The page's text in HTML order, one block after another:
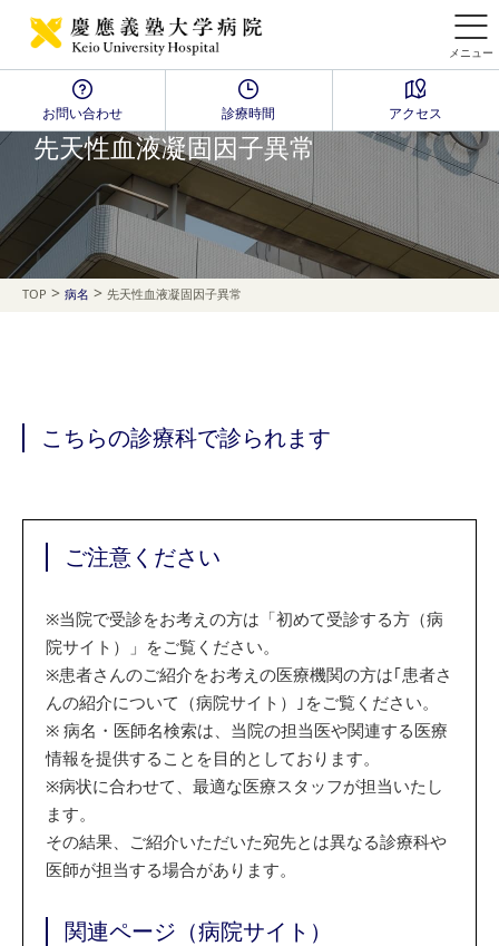
メニュー
お問い合わせ 診療時間 アクセス
Disease Name Search
先天性血液凝固因子異常
TOP > 病名 > 先天性血液凝固因子異常
こちらの診療科で診られます
ご注意ください
※当院で受診をお考えの方は「初めて受診する方（病
院サイト）」をご覧ください。
※患者さんのご紹介をお考えの医療機関の方は｢患者さ
んの紹介について（病院サイト）｣をご覧ください。
※ 病名・医師名検索は、当院の担当医や関連する医療
情報を提供することを目的としております。
※病状に合わせて、最適な医療スタッフが担当いたし
ます。
その結果、ご紹介いただいた宛先とは異なる診療科や
医師が担当する場合があります。
関連ページ（病院サイト）